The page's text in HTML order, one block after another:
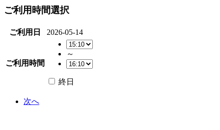
ご利用時間選択
ご利用日 2026-05-14
ご利用時間
～
終日
次へ